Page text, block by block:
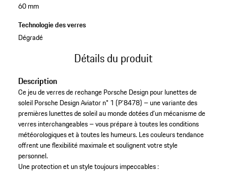
60 mm
Technologie des verres
Dégradé
Détails du produit
Description
Ce jeu de verres de rechange Porsche Design pour lunettes de
soleil Porsche Design Aviator n° 1 (P’8478) – une variante des
premières lunettes de soleil au monde dotées d’un mécanisme de
verres interchangeables – vous prépare à toutes les conditions
météorologiques et à toutes les humeurs. Les couleurs tendance
offrent une flexibilité maximale et soulignent votre style
personnel.
Une protection et un style toujours impeccables :